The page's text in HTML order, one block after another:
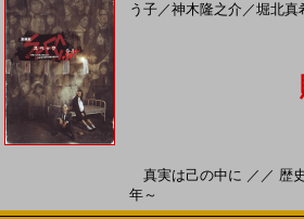
う子／神木隆之介 ／堀北真
真実は己の中に ／／ 歴
年～